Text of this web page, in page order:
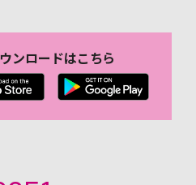
ンロードはこちら